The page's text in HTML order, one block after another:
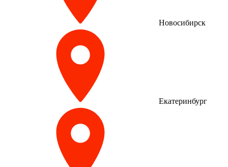
Новосибирск
Екатеринбург